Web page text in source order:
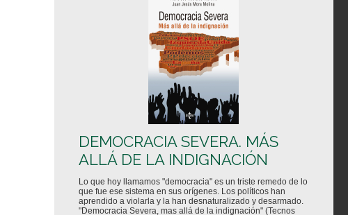
DEMOCRACIA SEVERA. MÁS
ALLÁ DE LA INDIGNACIÓN
Lo que hoy llamamos "democracia" es un triste remedo de lo
que fue ese sistema en sus orígenes. Los políticos han
aprendido a violarla y la han desnaturalizado y desarmado.
"Democracia Severa, mas allá de la indignación" (Tecnos